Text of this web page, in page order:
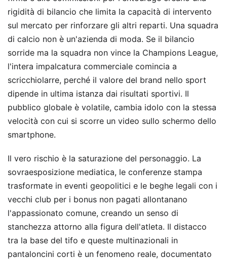
rigidità di bilancio che limita la capacità di intervento
sul mercato per rinforzare gli altri reparti. Una squadra
di calcio non è un'azienda di moda. Se il bilancio
sorride ma la squadra non vince la Champions League,
l'intera impalcatura commerciale comincia a
scricchiolarre, perché il valore del brand nello sport
dipende in ultima istanza dai risultati sportivi. Il
pubblico globale è volatile, cambia idolo con la stessa
velocità con cui si scorre un video sullo schermo dello
smartphone.
Il vero rischio è la saturazione del personaggio. La
sovraesposizione mediatica, le conferenze stampa
trasformate in eventi geopolitici e le beghe legali con i
vecchi club per i bonus non pagati allontanano
l'appassionato comune, creando un senso di
stanchezza attorno alla figura dell'atleta. Il distacco
tra la base del tifo e queste multinazionali in
pantaloncini corti è un fenomeno reale, documentato